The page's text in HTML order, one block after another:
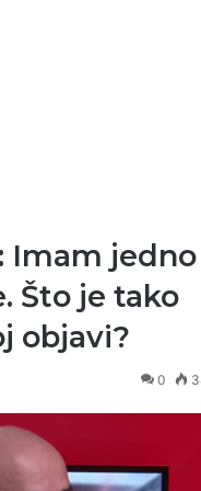
Imam jedno
Što je tako
objavi?
0